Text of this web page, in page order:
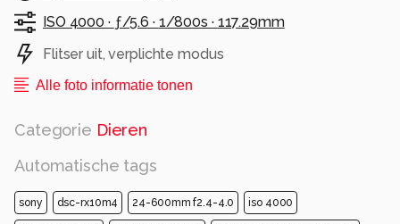
ISO 4000 · ƒ/5.6 · 1/800s · 117.29mm
Flitser uit, verplichte modus
Alle foto informatie tonen
Categorie Dieren
Automatische tags
sony dsc-rx10m4 24-600mm f2.4-4.0 iso 4000